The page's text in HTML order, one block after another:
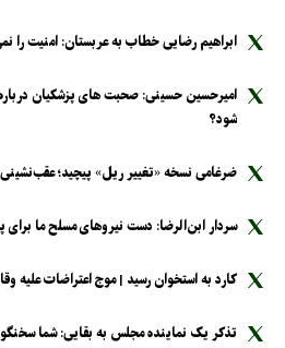
ابراهیم رضایی خطاب به عربستان: امنیت را
امیرحسین حسینی: صحبت های پزشکیان
شود؟
ضرغامی نسخه «تغییر ریل» پیچید؛
سردار ابن‌الرضا: دست نیرو‌های مسلح ما
کارد به استخوان رسید | موج اعتراضات علیه
تذکر یک نماینده مجلس به بقایی: شما